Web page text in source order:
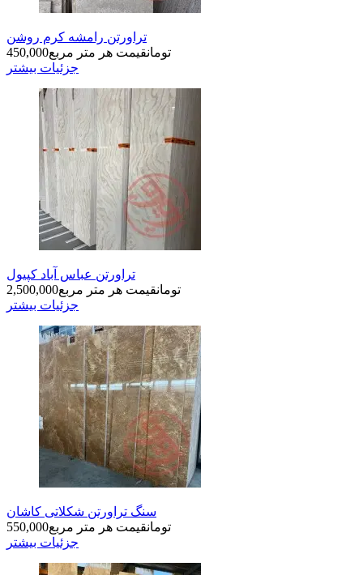
تراورتن رامشه کرم روشن
450,000
تومانقیمت هر متر مربع
جزئیات بیشتر
تراورتن عباس آباد کپیول
2,500,000
تومانقیمت هر متر مربع
جزئیات بیشتر
سنگ تراورتن شکلاتی کاشان
550,000
تومانقیمت هر متر مربع
جزئیات بیشتر